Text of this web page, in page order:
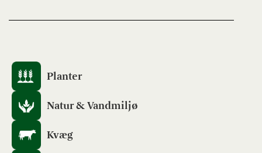
Planter
Natur & Vandmiljø
Kvæg